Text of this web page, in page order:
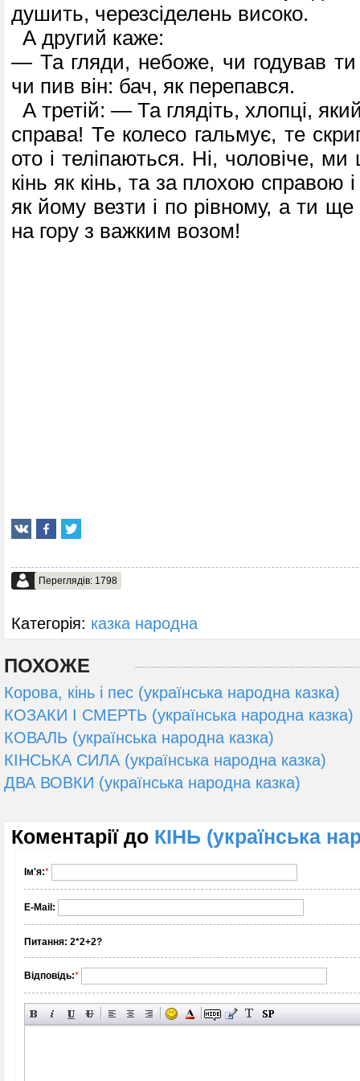
душить, черезсіделень високо.
А другий каже:
— Та гляди, небоже, чи годував ти
чи пив він: бач, як перепався.
А третій: — Та глядіть, хлопці,
справа! Те колесо гальмує, те
ото і теліпаються. Ні, чоловіче,
кінь як кінь, та за плохою справою
як йому везти і по рівному, а ти
на гору з важким возом!
Переглядів: 1798
Категорія: казка народна
ПОХОЖЕ
Корова, кінь і пес (українська народна казка)
КОЗАКИ І СМЕРТЬ (українська народна казка)
КОВАЛЬ (українська народна казка)
КІНСЬКА СИЛА (українська народна казка)
ДВА ВОВКИ (українська народна казка)
Коментарії до КІНЬ (українська
Ім'я:*
E-Mail:
Питання: 2*2+2?
Відповідь:*